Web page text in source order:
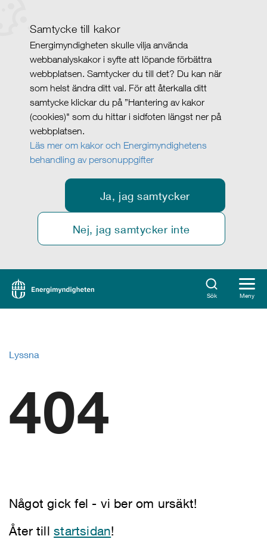
Samtycke till kakor
Energimyndigheten skulle vilja använda
webbanalyskakor i syfte att löpande förbättra
webbplatsen. Samtycker du till det? Du kan när
som helst ändra ditt val. För att återkalla ditt
samtycke klickar du på ”Hantering av kakor
(cookies)" som du hittar i sidfoten längst ner på
webbplatsen.
Läs mer om kakor och Energimyndighetens
behandling av personuppgifter
Ja, jag samtycker
Nej, jag samtycker inte
Sök Meny
Lyssna
404
Något gick fel - vi ber om ursäkt!
Åter tillstartsidan!